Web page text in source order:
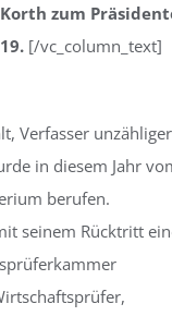
zum
[/vc_column_text]
Verfasser unzähliger
in diesem Jahr
berufen.
seinem Rücktritt